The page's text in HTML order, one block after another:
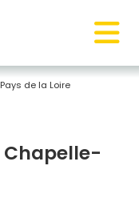
de la Loire
Chapelle-